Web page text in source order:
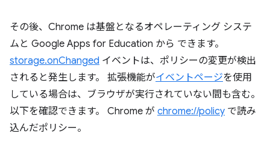
その後、Chrome は基盤となるオペレーティング システ
ムと Google Apps for Education から できます。
storage.onChanged イベントは、ポリシーの変更が検出
されると発生します。 拡張機能がイベントページを使用
している場合は、ブラウザが実行されていない間も含む。
以下を確認できます。 Chrome が chrome://policy で読み
込んだポリシー。